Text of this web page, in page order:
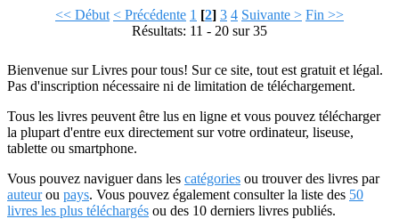
<< Début < Précédente 1 [2] 3 4 Suivante > Fin >>
Résultats: 11 - 20 sur 35
Bienvenue sur Livres pour tous! Sur ce site, tout est gratuit et légal.
Pas d'inscription nécessaire ni de limitation de téléchargement.
Tous les livres peuvent être lus en ligne et vous pouvez télécharger
la plupart d'entre eux directement sur votre ordinateur, liseuse,
tablette ou smartphone.
Vous pouvez naviguer dans les catégories ou trouver des livres par
auteurou pays. Vous pouvez également consulter la liste des 50
livres les plus téléchargés ou des 10 derniers livres publiés.